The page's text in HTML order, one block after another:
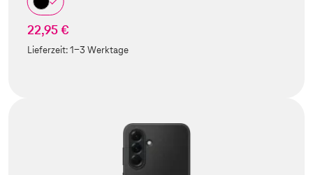
22,95 €
Lieferzeit:1-3 Werktage